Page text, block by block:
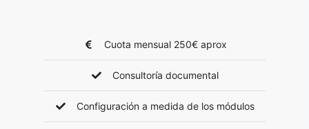
Cuota mensual 250€ aprox
Consultoría documental
Configuración a medida de los módulos